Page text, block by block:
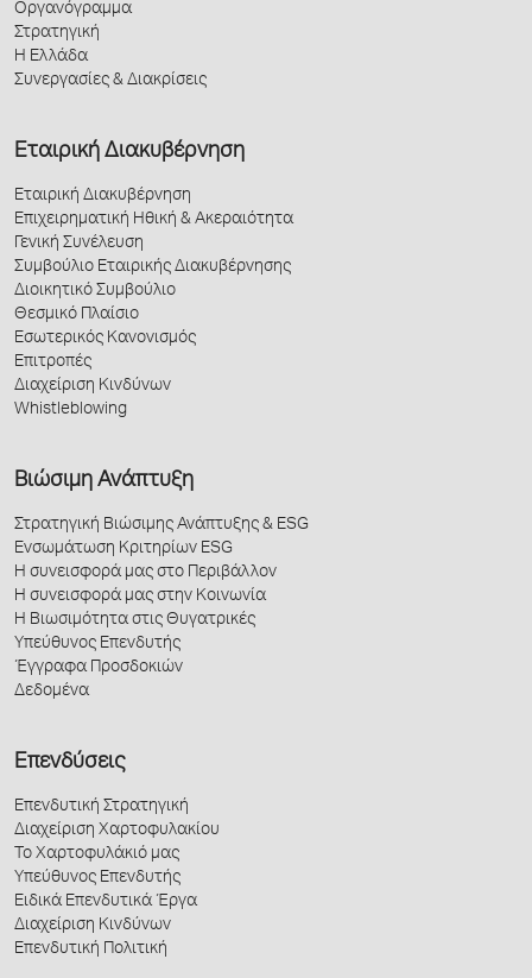
Οργανόγραμμα
Στρατηγική
Η Ελλάδα
Συνεργασίες & Διακρίσεις
Εταιρική Διακυβέρνηση
Εταιρική Διακυβέρνηση
Επιχειρηματική Ηθική & Ακεραιότητα
Γενική Συνέλευση
Συμβούλιο Εταιρικής Διακυβέρνησης
Διοικητικό Συμβούλιο
Θεσμικό Πλαίσιο
Εσωτερικός Κανονισμός
Επιτροπές
Διαχείριση Κινδύνων
Whistleblowing
Βιώσιμη Ανάπτυξη
Στρατηγική Βιώσιμης Ανάπτυξης & ESG
Ενσωμάτωση Κριτηρίων ESG
Η συνεισφορά μας στο Περιβάλλον
Η συνεισφορά μας στην Κοινωνία
Η Βιωσιμότητα στις Θυγατρικές
Υπεύθυνος Επενδυτής
Έγγραφα Προσδοκιών
Δεδομένα
Επενδύσεις
Επενδυτική Στρατηγική
Διαχείριση Χαρτοφυλακίου
Το Χαρτοφυλάκιό μας
Υπεύθυνος Επενδυτής
Ειδικά Επενδυτικά Έργα
Διαχείριση Κινδύνων
Επενδυτική Πολιτική